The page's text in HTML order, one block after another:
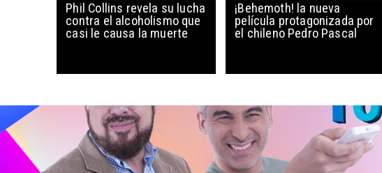
Phil Collins revela su lucha
contra el alcoholismo que
casi le causa la muerte
¡Behemoth! la nueva
película protagonizada por
el chileno Pedro Pascal